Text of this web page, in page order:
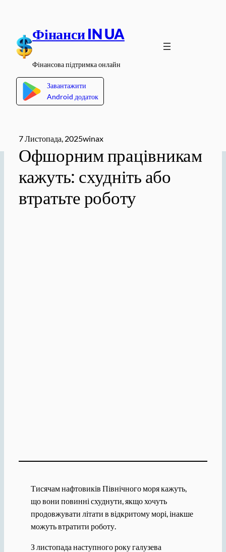
вмісту
Фінанси IN UA
Фінансова підтримка онлайн
Завантажити
Android додаток
7 Листопада, 2025winax
Офшорним працівникам
кажуть: схудніть або
втратьте роботу
Тисячам нафтовиків Північного моря кажуть,
що вони повинні схуднути, якщо хочуть
продовжувати літати в відкритому морі, інакше
можуть втратити роботу.
З листопада наступного року галузева